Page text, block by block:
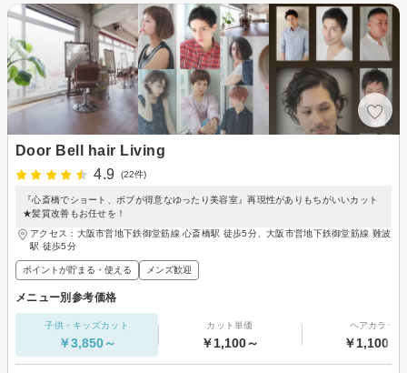
Door Bell hair Living
4.9
(22件)
『心斎橋でショート、ボブが得意なゆったり美容室』再現性がありもちがいいカット
★髪質改善もお任せを！
アクセス：大阪市営地下鉄御堂筋線 心斎橋駅 徒歩5分、大阪市営地下鉄御堂筋線 難波
駅 徒歩5分
ポイントが貯まる・使える メンズ歓迎
メニュー別参考価格
子供・キッズカット
￥3,850～
カット単価
￥1,100～
ヘアカラー
￥1,100～